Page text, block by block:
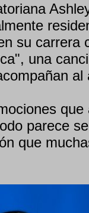
su carrera
una
al
parece
que